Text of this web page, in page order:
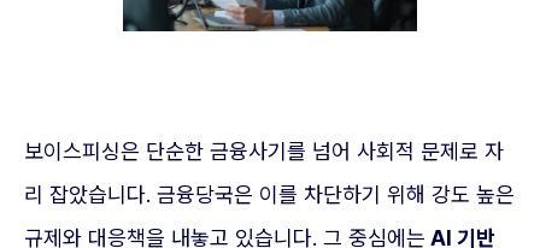
보이스피싱은 단순한 금융사기를 넘어 사회적 문제로 자
리 잡았습니다. 금융당국은 이를 차단하기 위해 강도 높은
규제와 대응책을 내놓고 있습니다. 그 중심에는 AI 기반